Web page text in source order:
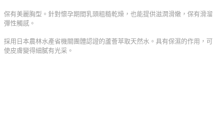
保有美麗胸型。針對懷孕期間乳頭粗糙乾燥，也能提供滋潤滑嫩，保有滑溜
彈性觸感。
採用日本農林水產省機關團體認證的蘆薈萃取天然水。具有保濕的作用，可
使皮膚變得細膩有光采。